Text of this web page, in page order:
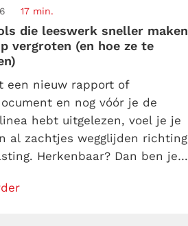
17 min.
die leeswerk sneller maken
vergroten (en hoe ze te
een nieuw rapport of
en nog vóór je de
hebt uitgelezen, voel je je
al zachtjes wegglijden richting
Herkenbaar? Dan ben je
meer gewoon lezen; het is